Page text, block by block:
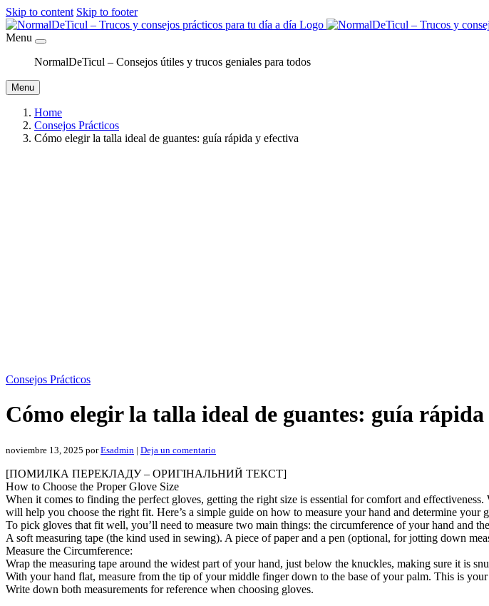
Skip to content Skip to footer
Menu
NormalDeTicul – Consejos útiles y trucos geniales para todos
Menu
Home
Consejos Prácticos
Cómo elegir la talla ideal de guantes: guía rápida y efectiva
Consejos Prácticos
Cómo elegir la talla ideal de guantes: guía
noviembre 13, 2025 porEsadmin | Deja un comentario
[ПОМИЛКА ПЕРЕКЛАДУ – ОРИГІНАЛЬНИЙ ТЕКСТ]
How to Choose the Proper Glove Size
When it comes to finding the perfect gloves, getting the right size is essential for comfort and
will help you choose the right fit. Here’s a simple guide on how to measure your hand and determine your
To pick gloves that fit well, you’ll need to measure two main things: the circumference of your hand and
A soft measuring tape (the kind used in sewing). A piece of paper and a pen (optional, for jotting down
Measure the Circumference:
Wrap the measuring tape around the widest part of your hand, just below the knuckles, making sure it is
With your hand flat, measure from the tip of your middle finger down to the base of your palm. This is
Write down both measurements for reference when choosing gloves.